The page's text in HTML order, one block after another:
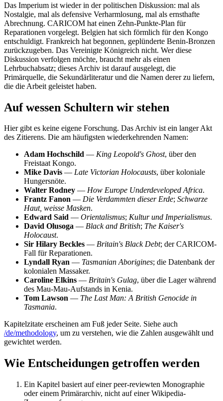
Das Imperium ist wieder in der politischen Diskussion: mal als
Nostalgie, mal als defensive Verharmlosung, mal als ernsthafte
Abrechnung. CARICOM hat einen Zehn-Punkte-Plan für
Reparationen vorgelegt. Belgien hat sich förmlich für den Kongo
entschuldigt. Frankreich hat begonnen, geplünderte Benin-Bronzen
zurückzugeben. Das Vereinigte Königreich nicht. Wer diese
Diskussion verfolgen möchte, braucht mehr als einen
Lehrbuchabsatz; dieses Archiv ist darauf ausgelegt, die
Primärquelle, die Sekundärliteratur und die Namen derer zu liefern,
die die Arbeit geleistet haben.
Auf wessen Schultern wir stehen
Hier gibt es keine eigene Forschung. Das Archiv ist ein langer Akt
des Zitierens. Die am häufigsten wiederkehrenden Namen:
Adam Hochschild — King Leopold's Ghost, über den
Freistaat Kongo.
Mike Davis — Late Victorian Holocausts, über koloniale
Hungersnöte.
Walter Rodney — How Europe Underdeveloped Africa.
Frantz Fanon — Die Verdammten dieser Erde; Schwarze
Haut, weisse Masken.
Edward Said — Orientalismus; Kultur und Imperialismus.
David Olusoga — Black and British; The Kaiser's
Holocaust.
Sir Hilary Beckles — Britain's Black Debt; der CARICOM-
Fall für Reparationen.
Lyndall Ryan — Tasmanian Aborigines; die Datenbank der
kolonialen Massaker.
Caroline Elkins — Britain's Gulag, über die Lager während
des Mau-Mau-Aufstands in Kenia.
Tom Lawson — The Last Man: A British Genocide in
Tasmania.
Kapitelzitate erscheinen am Fuß jeder Seite. Siehe auch
/de/methodology, um zu verstehen, wie die Zahlen ausgewählt und
gewichtet werden.
Wie Entscheidungen getroffen werden
Ein Kapitel basiert auf einer peer-reviewten Monographie
oder einem Primärarchiv, nicht auf einer Wikipedia-